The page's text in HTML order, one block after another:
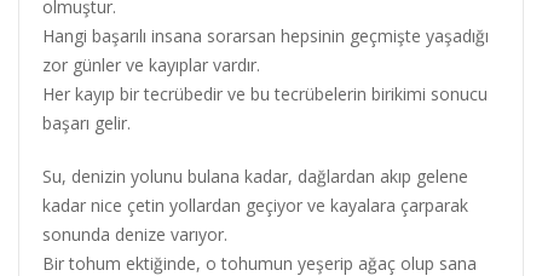
olmuştur.
Hangi başarılı insana sorarsan hepsinin geçmişte yaşadığı
zor günler ve kayıplar vardır.
Her kayıp bir tecrübedir ve bu tecrübelerin birikimi sonucu
başarı gelir.
Su, denizin yolunu bulana kadar, dağlardan akıp gelene
kadar nice çetin yollardan geçiyor ve kayalara çarparak
sonunda denize varıyor.
Bir tohum ektiğinde, o tohumun yeşerip ağaç olup sana